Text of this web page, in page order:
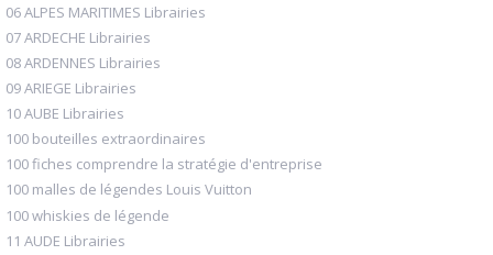
06 ALPES MARITIMES Librairies
07 ARDECHE Librairies
08 ARDENNES Librairies
09 ARIEGE Librairies
10 AUBE Librairies
100 bouteilles extraordinaires
100 fiches comprendre la stratégie d'entreprise
100 malles de légendes Louis Vuitton
100 whiskies de légende
11 AUDE Librairies